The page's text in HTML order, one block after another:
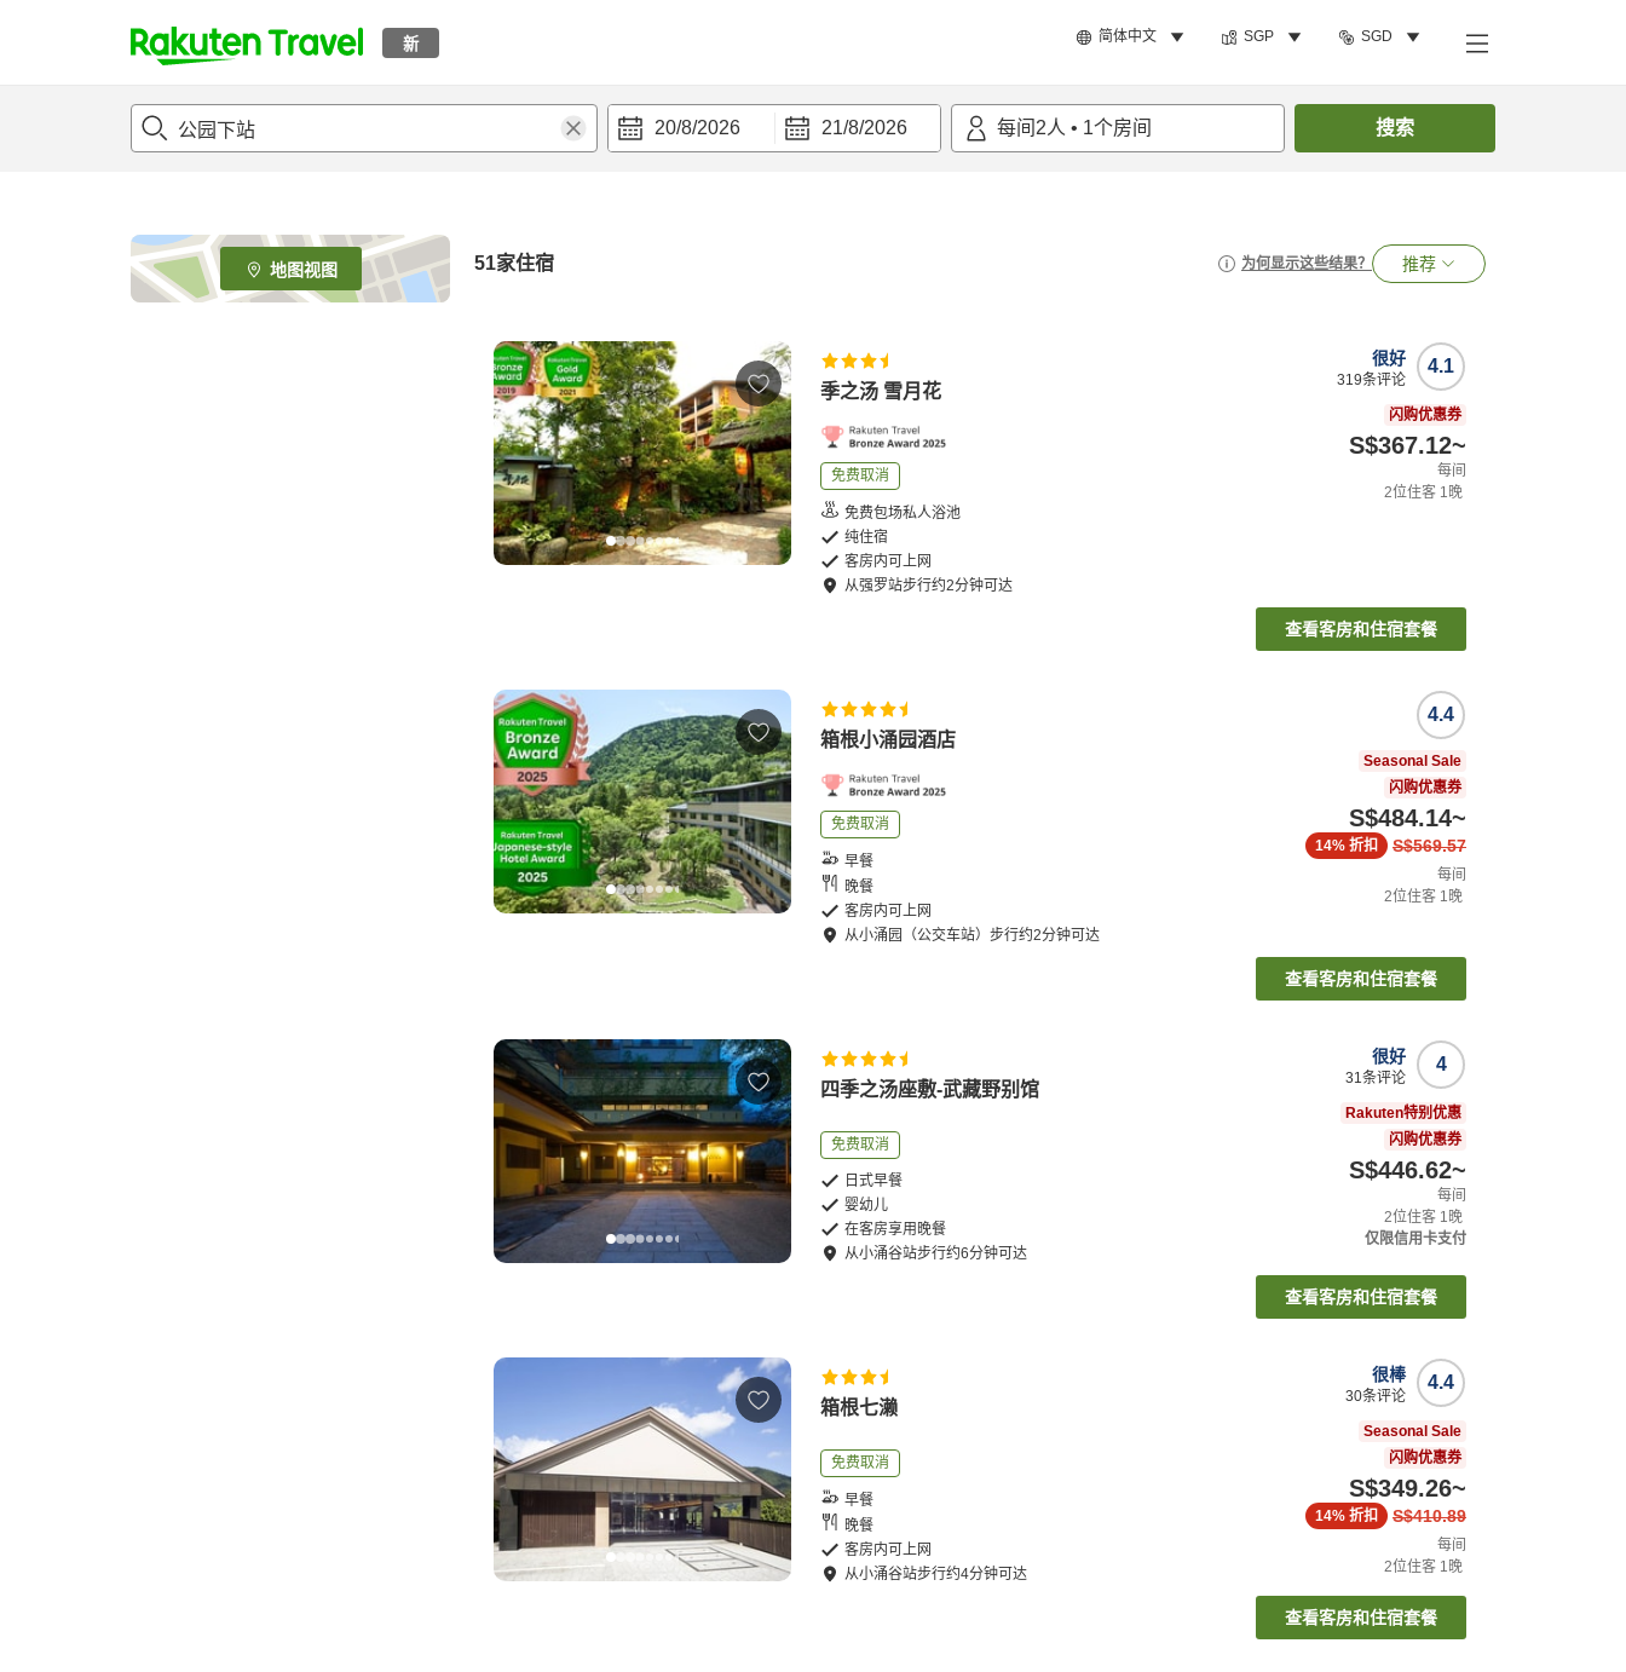
新 简体中文 SGP SGD
t
p
e
_
s
20/8/2026 21/8/2026 每间 2人 • 1个房间 搜索
地图视图 51家住宿 为何显示这些结果？ 推荐
季之汤 雪月花
免费取消
免费包场私人浴池
纯住宿
客房内可上网
从强罗站步行约2分钟可达
4.1
很好
319条评论
闪购优惠券
S$367.12~
每间
2位住客 1晚
查看客房和住宿套餐
箱根小涌园酒店
免费取消
早餐
晚餐
客房内可上网
从小涌园（公交车站）步行约2分钟可达
4.4
Seasonal Sale
闪购优惠券
S$484.14~
S$569.57
14% 折扣
每间
2位住客 1晚
查看客房和住宿套餐
四季之汤座敷-武藏野别馆
免费取消
日式早餐
婴幼儿
在客房享用晚餐
从小涌谷站步行约6分钟可达
4
很好
31条评论
Rakuten特别优惠
闪购优惠券
S$446.62~
每间
2位住客 1晚
仅限信用卡支付
查看客房和住宿套餐
箱根七濑
免费取消
早餐
晚餐
客房内可上网
从小涌谷站步行约4分钟可达
4.4
很棒
30条评论
Seasonal Sale
闪购优惠券
S$349.26~
S$410.89
14% 折扣
每间
2位住客 1晚
查看客房和住宿套餐